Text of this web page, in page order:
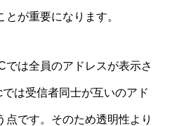
が重要になります。
は全員のアドレスが表示さ
は受信者同士が互いのアド
点です。そのため透明性より